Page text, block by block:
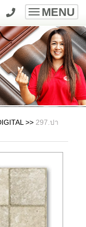
Toggle
MENU
>> 297.ปา